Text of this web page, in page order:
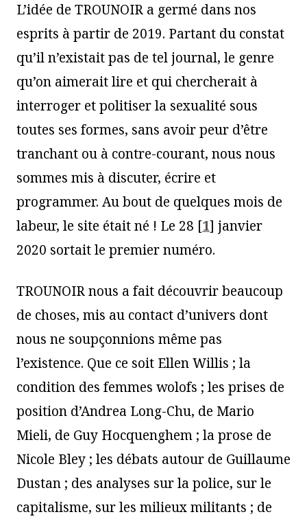
L’idée de TROUNOIR a germé dans nos
esprits à partir de 2019. Partant du constat
qu’il n’existait pas de tel journal, le genre
qu’on aimerait lire et qui chercherait à
interroger et politiser la sexualité sous
toutes ses formes, sans avoir peur d’être
tranchant ou à contre-courant, nous nous
sommes mis à discuter, écrire et
programmer. Au bout de quelques mois de
labeur, le site était né ! Le 28 [1] janvier
2020 sortait le premier numéro.
TROUNOIR nous a fait découvrir beaucoup
de choses, mis au contact d’univers dont
nous ne soupçonnions même pas
l’existence. Que ce soit Ellen Willis ; la
condition des femmes wolofs ; les prises de
position d’Andrea Long-Chu, de Mario
Mieli, de Guy Hocquenghem ; la prose de
Nicole Bley ; les débats autour de Guillaume
Dustan ; des analyses sur la police, sur le
capitalisme, sur les milieux militants ; de